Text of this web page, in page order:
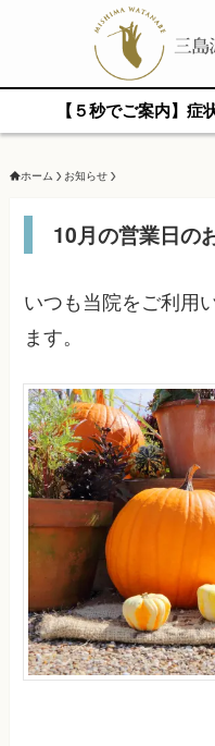
【５秒でご案内】症
ホーム お知らせ
10月の営業日の
いつも当院をご利用
ます。